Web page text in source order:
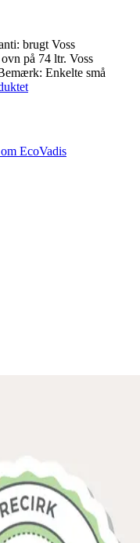
brugt Voss
på 74 ltr. Voss
Enkelte små
EcoVadis